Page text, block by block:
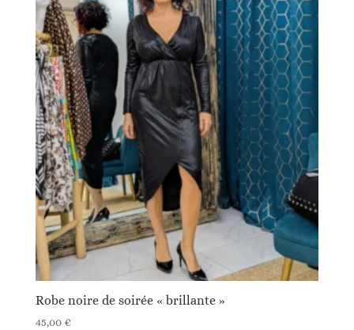
Robe noire de soirée « brillante »
45,00 €